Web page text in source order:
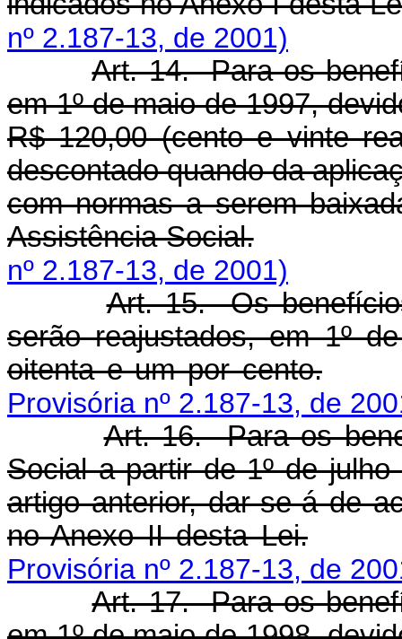
nº 2.187-13, de 2001)
Art. 14. Para os
em 1º de maio de 1997,
R$ 120,00 (cento e vinte
descontado quando da
com normas a serem
Assistência Social.
nº 2.187-13, de 2001)
Art. 15. Os
serão reajustados, em 1º
oitenta e um por cento.
Provisória nº 2.187-13, de
Art. 16. Para os
Social a partir de 1º de
artigo anterior, dar-se-á de
no Anexo II desta Lei.
Provisória nº 2.187-13, de
Art. 17. Para os